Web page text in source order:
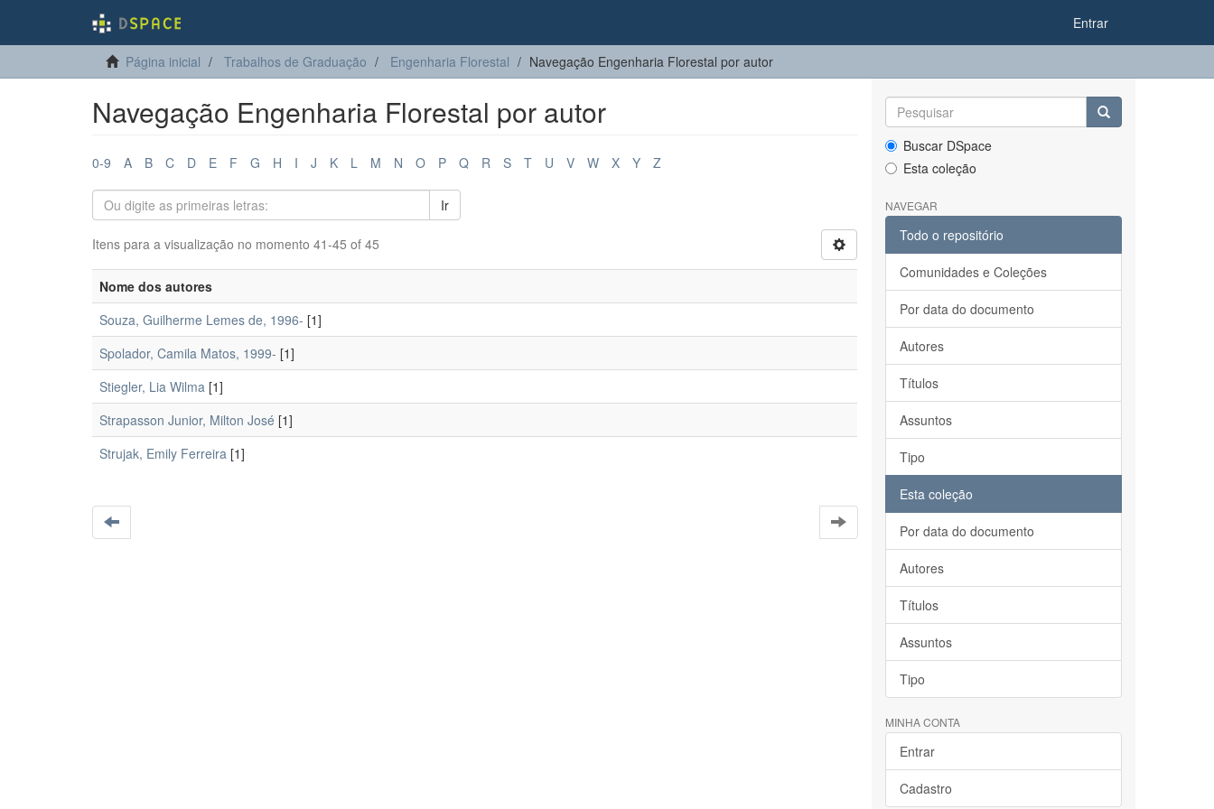
Entrar
Página inicial Trabalhos de Graduação Engenharia Florestal Navegação Engenharia Florestal por autor
Navegação Engenharia Florestal por autor
0-9 A B C D E F G H I J K L M N O P Q R S T U V W X Y Z
Ir
Itens para a visualização no momento 41-45 of 45
Nome dos autores
Souza, Guilherme Lemes de, 1996- [1]
Spolador, Camila Matos, 1999- [1]
Stiegler, Lia Wilma [1]
Strapasson Junior, Milton José [1]
Strujak, Emily Ferreira [1]
Buscar DSpace
Esta coleção
NAVEGAR
Todo o repositório
Comunidades e Coleções
Por data do documento
Autores
Títulos
Assuntos
Tipo
Esta coleção
Por data do documento
Autores
Títulos
Assuntos
Tipo
MINHA CONTA
Entrar
Cadastro